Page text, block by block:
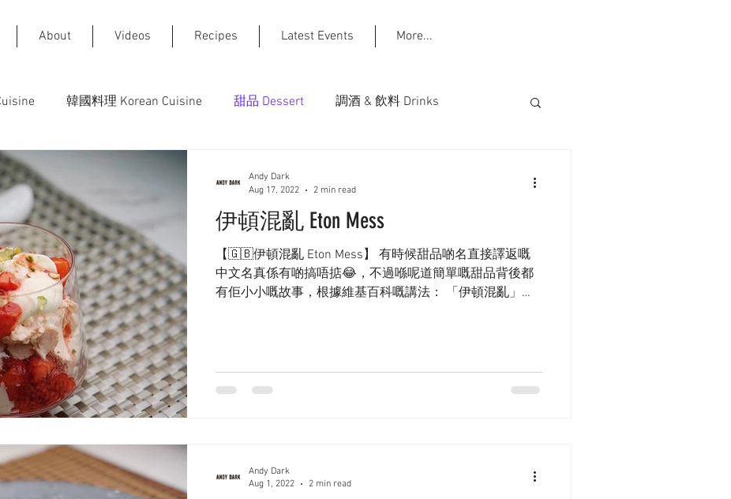
About Videos Recipes Latest Events More...
韓國料理 Korean Cuisine 甜品 Dessert 調酒 & 飲料 Drinks
日式料理 Japanese Cuisine
伊頓混亂 Eton Mess
【🇬🇧伊頓混亂 Eton Mess】 有時候甜品啲名直接譯返嘅
中文名真係有啲搞唔掂😂，不過喺呢道簡單嘅甜品背後都
有佢小小嘅故事，根據維基百科嘅講法： 「伊頓混亂」最
Andy Dark
Aug 17, 2022
2 min read
Andy Dark
Aug 1, 2022
2 min read